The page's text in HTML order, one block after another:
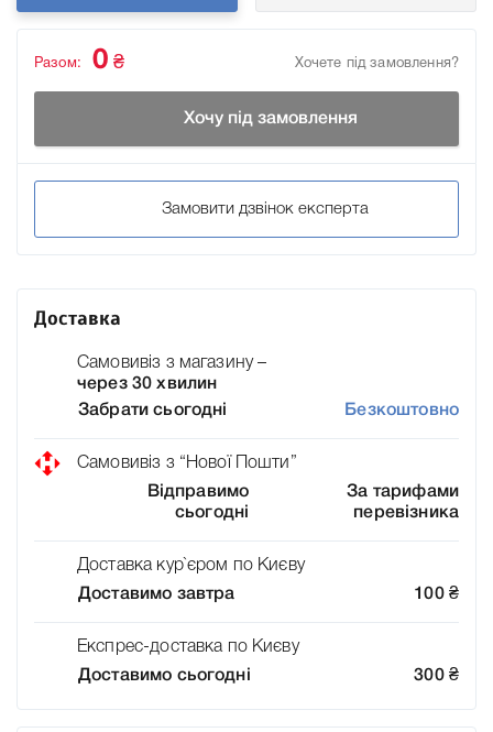
Хочете під замовлення?
Разом: 0 ₴
Хочу під замовлення
Замовити дзвінок експерта
Доставка
Самовивіз з магазину –
через 30 хвилин
Забрати сьогодні
Безкоштовно
Самовивіз з “Нової Пошти”
Відправимо
сьогодні
За тарифами
перевізника
Доставка кур`єром по Києву
Доставимо завтра
100 ₴
Експрес-доставка по Києву
Доставимо сьогодні
300 ₴